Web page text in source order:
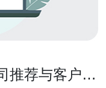
推荐与客户评